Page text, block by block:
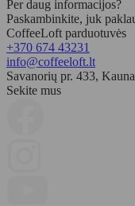
Per daug informacijos?
Paskambinkite, juk
CoffeeLoft parduotuvės
+370 674 43231
info@coffeeloft.lt
Savanorių pr. 433,
Sekite mus